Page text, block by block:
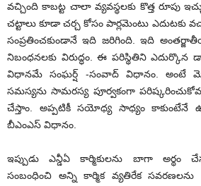
వచ్చింది కాబట్ట చాలా వ్యవస్థలకు కొత్త రూపు
చట్టాలు కూడా చర్చ కోసం పార్లమెంటు
సంప్రతించకుండానే ఇది జరిగింది. ఇది
నిబంధనలకు విరుద్ధం. ఈ పరిస్థితిని ఎదుర్కొన
విధానమే సంఘర్ష్‌ -సంవాద్‌ విధానం. అంటే
సమస్యను సామరస్య పూర్వకంగా
చేస్తాం. అప్పటికీ సయోధ్య సాధ్యం
బీఎంఎస్‌ విధానం.
ఇప్పుడు ఎన్డీఏ కార్మికులను బాగా అర్థం
సంబంధించి అన్ని కార్మిక వ్యతిరేక సవరణలను